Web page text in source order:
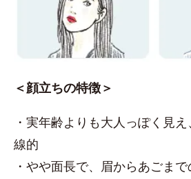
＜顔立ちの特徴＞
・実年齢よりも大人っぽく見
線的
・やや面長で、眉からあごま